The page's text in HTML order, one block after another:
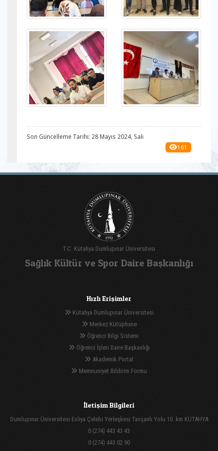
Son Güncelleme Tarihi: 28 Mayıs 2024, Salı
161
T.C. Kütahya Dumlupınar Üniversitesi
Sağlık Kültür ve Spor Daire Başkanlığı
Hızlı Erişimler
Kütahya Dumlupınar Üniversitesi
Merkez Kütüphane
Öğrenci Bilgi Sistemi
Öğrenci İşleri Daire Başkanlığı
Akademik Portal
Memnuniyet Bildirim Formu
İletişim Bilgileri
Dumlupınar Üniversitesi Evliya Çelebi Yerleşkesi Tavşanlı Yolu 10. km KÜTAHYA
0 (274) 443 43 43
0 (274) 443 02 90